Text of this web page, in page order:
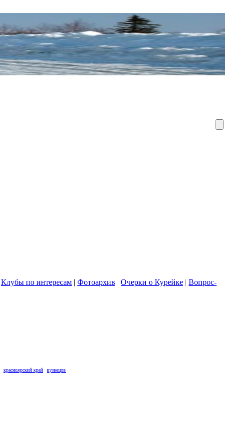
Клубы по интересам | Фотоархив | Очерки о Курейке | Вопрос-
красноярский край кузнецов